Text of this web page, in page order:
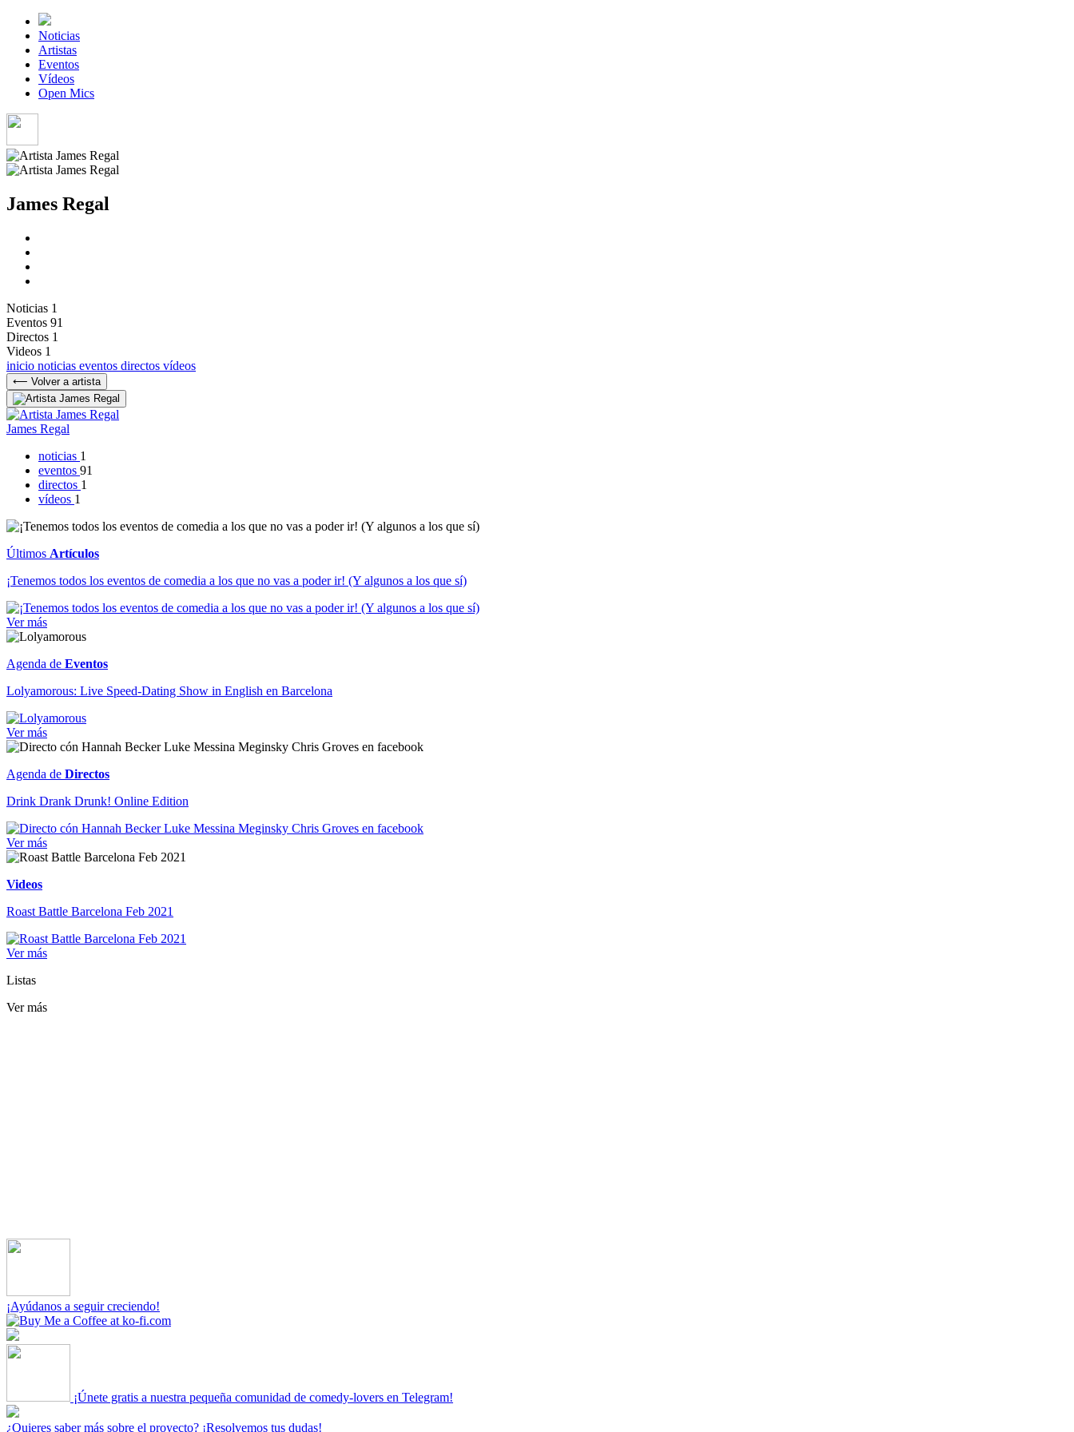
Noticias
Artistas
Eventos
Vídeos
Open Mics
James Regal
Noticias 1
Eventos 91
Directos 1
Videos 1
inicio noticias eventos directos vídeos
⟵ Volver a artista
James Regal
noticias 1
eventos 91
directos 1
vídeos 1
Últimos Artículos
¡Tenemos todos los eventos de comedia a los que no vas a poder ir! (Y algunos a los que sí)
Ver más
Agenda de Eventos
Lolyamorous: Live Speed-Dating Show in English en Barcelona
Ver más
Agenda de Directos
Drink Drank Drunk! Online Edition
Ver más
Videos
Roast Battle Barcelona Feb 2021
Ver más
Listas
Ver más
¡Ayúdanos a seguir creciendo!
¡Únete gratis a nuestra pequeña comunidad de comedy-lovers en Telegram!
¿Quieres saber más sobre el proyecto? ¡Resolvemos tus dudas!